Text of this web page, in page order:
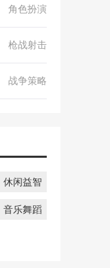
角色扮演
枪战射击
战争策略
休闲益智
音乐舞蹈